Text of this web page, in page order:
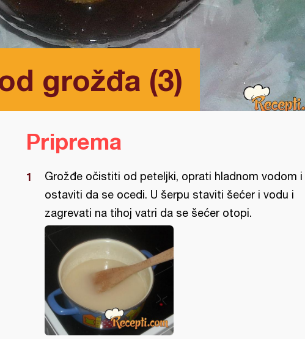
grožđa (3)
Priprema
Grožđe očistiti od peteljki, oprati hladnom vodom i
ostaviti da se ocedi. U šerpu staviti šećer i vodu i
zagrevati na tihoj vatri da se šećer otopi.